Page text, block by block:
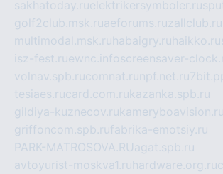
sakhatoday.ruelektrikersymboler.ru
golf2club.msk.ruaeforums.ruzallclub.ru
multimodal.msk.ru habaigry.ru haikko.ru
isz-fest.ruewnc.infoscreensaver-
volnav.spb.rucomnat.ru npf.net.ru
tesiaes.rucard.com.rukazanka.spb.ru
gildiya-kuznecov.rukameryboavision.ru
griffoncom.spb.rufabrika-emotsiy.ru
PARK-MATROSOVA.RUagat.spb.ru
avtoyurist-moskva1.ru hardware.org.ru